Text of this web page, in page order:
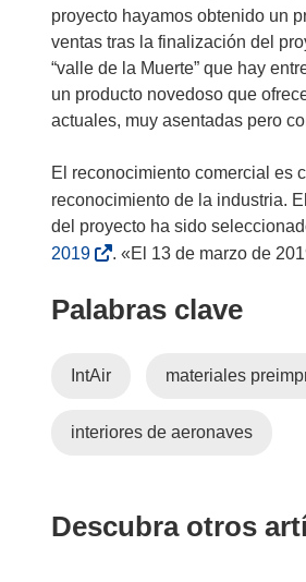
proyecto hayamos obtenido un
ventas tras la finalización del
“valle de la Muerte” que hay
un producto novedoso que
actuales, muy asentadas pero
El reconocimiento comercial es
reconocimiento de la industria. El
del proyecto ha sido
2019(
e
r
r
u
. «El 13 de marzo de
Palabras clave
IntAir materiales
interiores de aeronaves
Descubra otros